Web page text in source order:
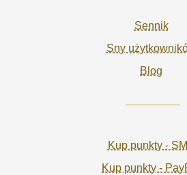
Sennik
Sny
Blog
Kup punkty -
Kup punkty -